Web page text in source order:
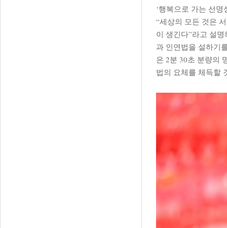
‘행복으로 가는 선
“세상의 모든 것은
이 생긴다”라고 설
과 인연법을 설하기
은 2분 30초 분량의
법의 요체를 체득할